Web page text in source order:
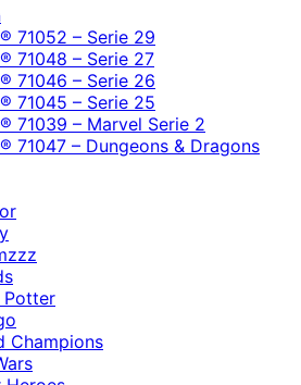
71052 – Serie 29
71048 – Serie 27
71046 – Serie 26
71045 – Serie 25
71039 – Marvel Serie 2
71047 – Dungeons & Dragons
Potter
Champions